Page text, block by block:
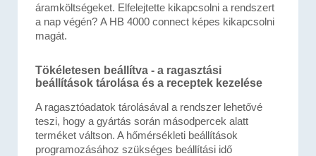
áramköltségeket. Elfelejtette kikapcsolni a rendszert
a nap végén? A HB 4000 connect képes kikapcsolni
magát.
Tökéletesen beállítva - a ragasztási
beállítások tárolása és a receptek kezelése
A ragasztóadatok tárolásával a rendszer lehetővé
teszi, hogy a gyártás során másodpercek alatt
terméket váltson. A hőmérsékleti beállítások
programozásához szükséges beállítási idő